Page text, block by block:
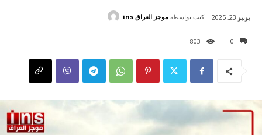
0
803
يونيو 23, 2025 كتب بواسطة موجز العراق ins